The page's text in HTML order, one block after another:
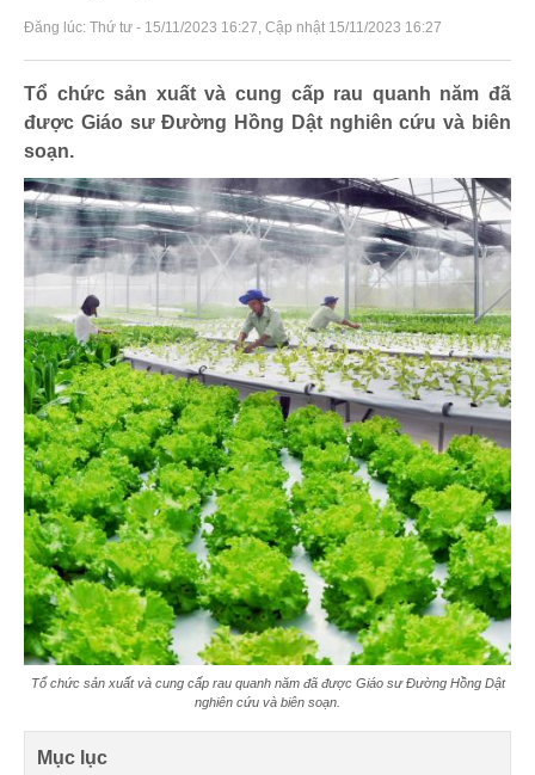
Đăng lúc: Thứ tư - 15/11/2023 16:27, Cập nhật 15/11/2023 16:27
Tổ chức sản xuất và cung cấp rau quanh năm đã
được Giáo sư Đường Hồng Dật nghiên cứu và biên
soạn.
Tổ chức sản xuất và cung cấp rau quanh năm đã được Giáo sư Đường Hồng Dật
nghiên cứu và biên soạn.
Mục lục